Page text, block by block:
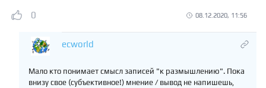
0 08.12.2020, 11:56
ecworld
Мало кто понимает смысл записей "к размышлению". Пока
внизу свое (субъективное!) мнение / вывод не напишешь,